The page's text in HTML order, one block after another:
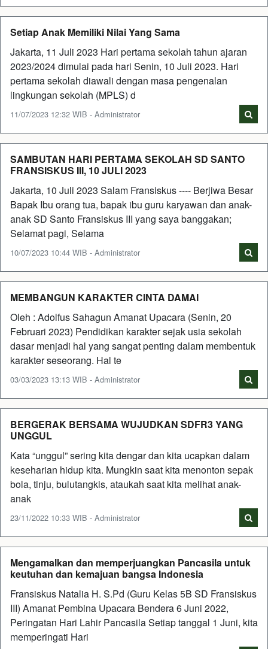
Setiap Anak Memiliki Nilai Yang Sama
Jakarta, 11 Juli 2023 Hari pertama sekolah tahun ajaran
2023/2024 dimulai pada hari Senin, 10 Juli 2023. Hari
pertama sekolah diawali dengan masa pengenalan
lingkungan sekolah (MPLS) d
11/07/2023 12:32 WIB - Administrator
SAMBUTAN HARI PERTAMA SEKOLAH SD SANTO
FRANSISKUS III, 10 JULI 2023
Jakarta, 10 Juli 2023 Salam Fransiskus ---- Berjiwa Besar
Bapak Ibu orang tua, bapak ibu guru karyawan dan anak-
anak SD Santo Fransiskus III yang saya banggakan;
Selamat pagi, Selama
10/07/2023 10:44 WIB - Administrator
MEMBANGUN KARAKTER CINTA DAMAI
Oleh : Adolfus Sahagun Amanat Upacara (Senin, 20
Februari 2023) Pendidikan karakter sejak usia sekolah
dasar menjadi hal yang sangat penting dalam membentuk
karakter seseorang. Hal te
03/03/2023 13:13 WIB - Administrator
BERGERAK BERSAMA WUJUDKAN SDFR3 YANG
UNGGUL
Kata “unggul” sering kita dengar dan kita ucapkan dalam
keseharian hidup kita. Mungkin saat kita menonton sepak
bola, tinju, bulutangkis, ataukah saat kita melihat anak-
anak
23/11/2022 10:33 WIB - Administrator
Mengamalkan dan memperjuangkan Pancasila untuk
keutuhan dan kemajuan bangsa Indonesia
Fransiskus Natalia H. S.Pd (Guru Kelas 5B SD Fransiskus
III) Amanat Pembina Upacara Bendera 6 Juni 2022,
Peringatan Hari Lahir Pancasila Setiap tanggal 1 Juni, kita
memperingati Hari